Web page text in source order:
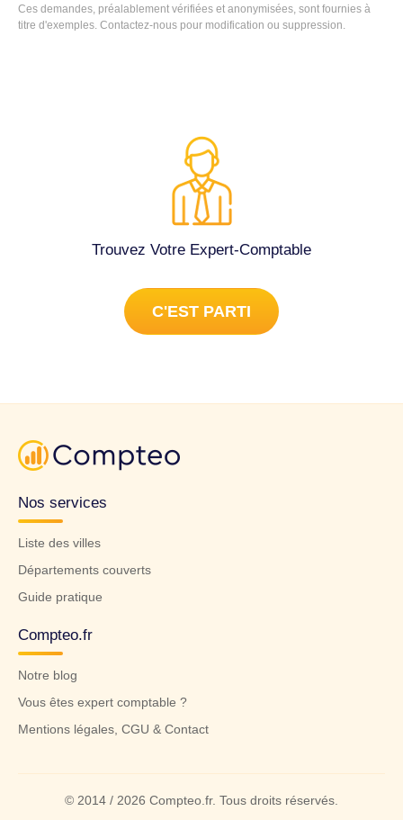
Ces demandes, préalablement vérifiées et anonymisées, sont fournies à
titre d'exemples. Contactez-nous pour modification ou suppression.
Trouvez Votre Expert-Comptable
C'EST PARTI
Nos services
Liste des villes
Départements couverts
Guide pratique
Compteo.fr
Notre blog
Vous êtes expert comptable ?
Mentions légales, CGU & Contact
© 2014 / 2026 Compteo.fr. Tous droits réservés.